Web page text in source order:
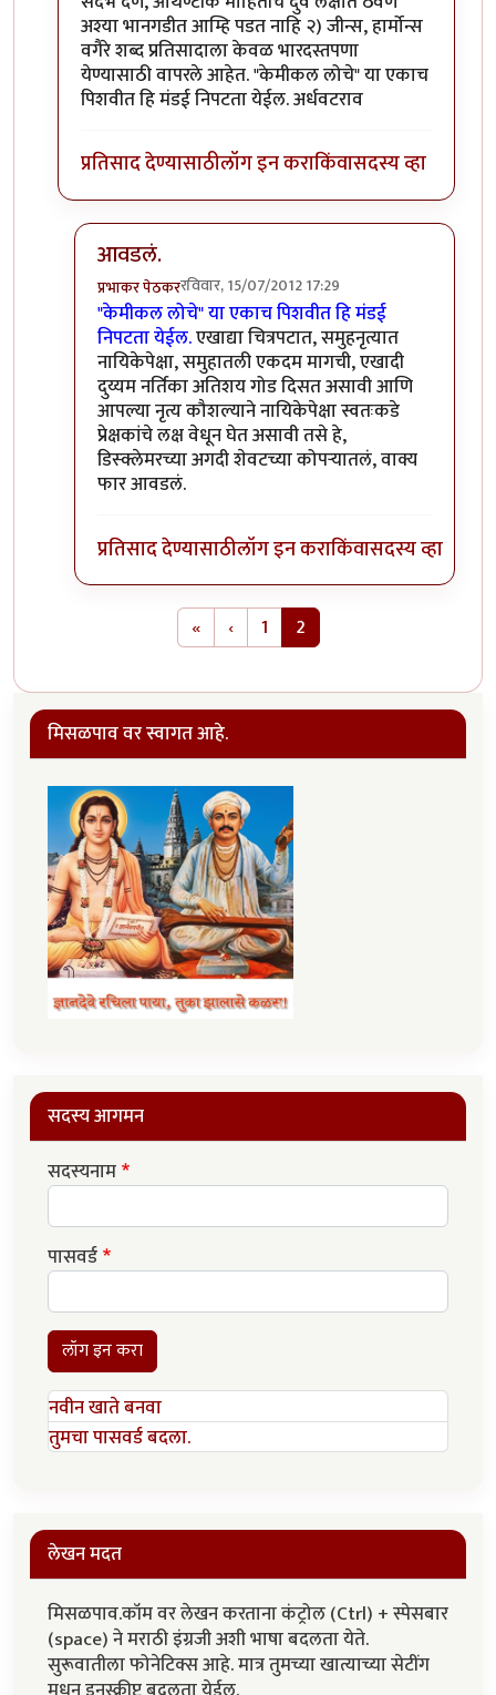
अश्या भानगडीत आम्हि पडत नाहि २) जीन्स, हार्मोन्स
वगैरे शब्द प्रतिसादाला केवळ भारदस्तपणा
येण्यासाठी वापरले आहेत. "केमीकल लोचे" या एकाच
पिशवीत हि मंडई निपटता येईल. अर्धवटराव
प्रतिसाद देण्यासाठीलॉग इन कराकिंवासदस्य व्हा
आवडलं.
प्रभाकर पेठकररविवार, 15/07/2012 17:29
In reply toकेमीकल लोचे...byअर्धवटराव
"केमीकल लोचे" या एकाच पिशवीत हि मंडई
निपटता येईल.एखाद्या चित्रपटात, समुहनृत्यात
नायिकेपेक्षा, समुहातली एकदम मागची, एखादी
दुय्यम नर्तिका अतिशय गोड दिसत असावी आणि
आपल्या नृत्य कौशल्याने नायिकेपेक्षा स्वतःकडे
प्रेक्षकांचे लक्ष वेधून घेत असावी तसे हे,
डिस्क्लेमरच्या अगदी शेवटच्या कोपर्‍यातलं, वाक्य
फार आवडलं.
प्रतिसाद देण्यासाठीलॉग इन कराकिंवासदस्य व्हा
«First page
‹Previous page
1 2
मिसळपाव वर स्वागत आहे.
सदस्य आगमन
सदस्यनाम
पासवर्ड
लॉग इन करा
नवीन खाते बनवा
तुमचा पासवर्ड बदला.
लेखन मदत
मिसळपाव.कॉम वर लेखन करताना कंट्रोल (Ctrl) + स्पेसबार
(space) ने मराठी इंग्रजी अशी भाषा बदलता येते.
सुरूवातीला फोनेटिक्स आहे. मात्र तुमच्या खात्याच्या सेटींग